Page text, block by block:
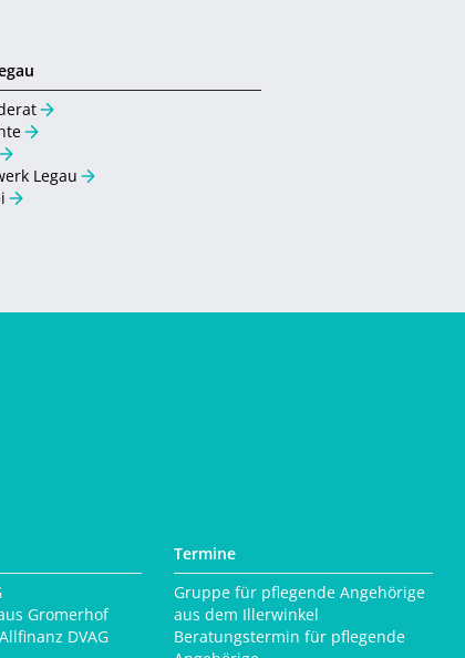
Legau
Gromerhof
DVAG
Termine
Gruppe für pflegende Angehörige
aus dem Illerwinkel
Beratungstermin für pflegende